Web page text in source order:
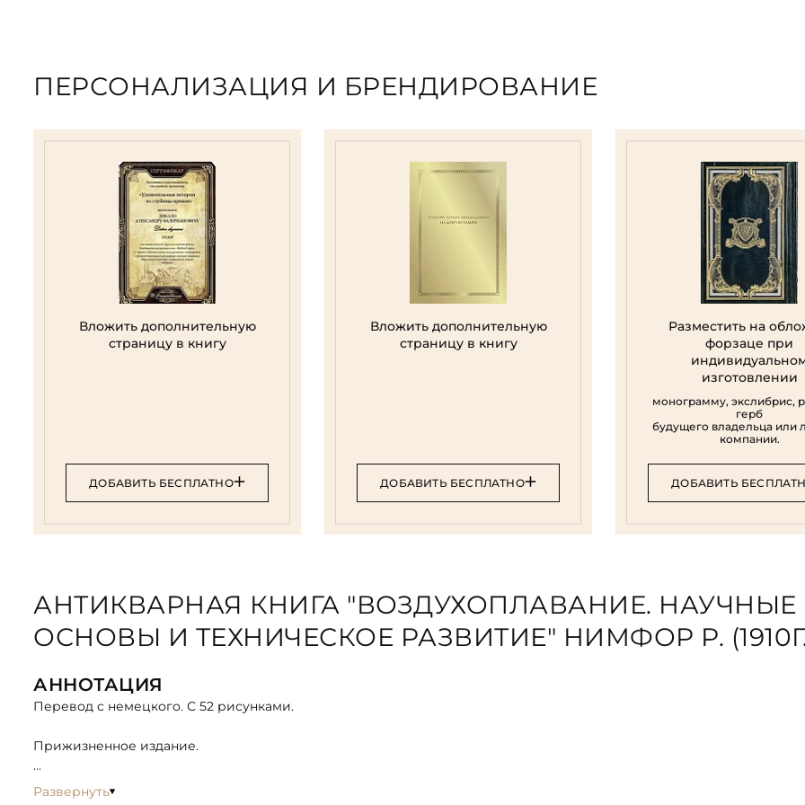
ПЕРСОНАЛИЗАЦИЯ И БРЕНДИРОВАНИЕ
Вложить дополнительную
страницу в книгу
ДОБАВИТЬ БЕСПЛАТНО
Вложить дополнительную
страницу в книгу
ДОБАВИТЬ БЕСПЛАТНО
Разместить на
форзаце при
изготовлении
монограмму, экслибрис,
герб
будущего владельца или
компании.
ДОБАВИТЬ
АНТИКВАРНАЯ КНИГА "ВОЗДУХОПЛАВАНИЕ. НАУЧНЫЕ
ОСНОВЫ И ТЕХНИЧЕСКОЕ РАЗВИТИЕ" НИМФОР Р.
АННОТАЦИЯ
Перевод с немецкого. С 52 рисунками.
Прижизненное издание.
Первое русское издание известной работы австрийского теоретика и историка авиации, одного из пионеров
Развернуть